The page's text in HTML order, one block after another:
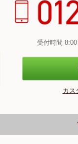
受付時間 8:00
カス